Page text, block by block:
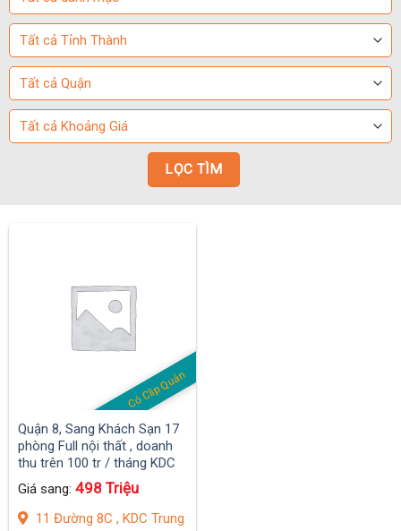
Có Clip Quán
Quận 8, Sang Khách Sạn 17
phòng Full nội thất , doanh
thu trên 100 tr / tháng KDC
Trung Sơn,
Giá sang: 498 Triệu
11 Đường 8C , KDC Trung